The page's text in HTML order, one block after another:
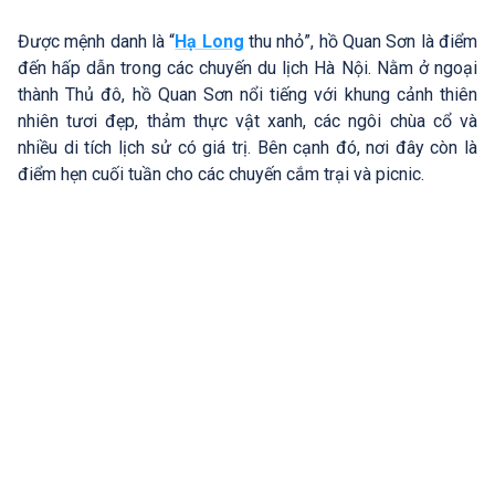
Được mệnh danh là “Hạ Long thu nhỏ”, hồ Quan Sơn là điểm
đến hấp dẫn trong các chuyến du lịch Hà Nội. Nằm ở ngoại
thành Thủ đô, hồ Quan Sơn nổi tiếng với khung cảnh thiên
nhiên tươi đẹp, thảm thực vật xanh, các ngôi chùa cổ và
nhiều di tích lịch sử có giá trị. Bên cạnh đó, nơi đây còn là
điểm hẹn cuối tuần cho các chuyến cắm trại và picnic.